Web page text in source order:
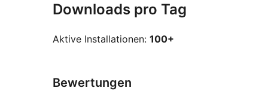
Downloads pro Tag
Aktive Installationen: 100+
Bewertungen